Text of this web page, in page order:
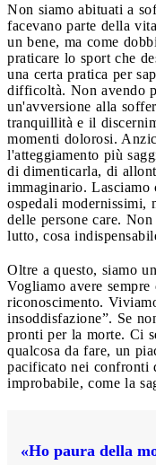
Non siamo abituati a
facevano parte della
un bene, ma come
praticare lo sport che
una certa pratica per
difficoltà. Non avendo
un'avversione alla
tranquillità e il
momenti dolorosi.
l'atteggiamento più
di dimenticarla, di
immaginario.
ospedali modernissimi,
delle persone care.
lutto, cosa
Oltre a questo, siamo
Vogliamo avere
riconoscimento.
insoddisfazione”. Se
pronti per la morte. Ci
qualcosa da fare, un
pacificato nei confronti
improbabile, come la
«Ho paura della